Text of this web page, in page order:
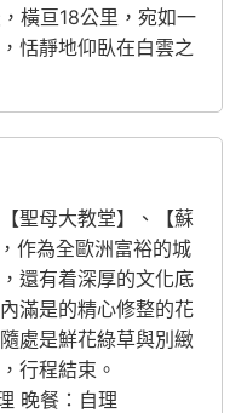
橫亘18公里，宛如一
恬靜地仰臥在白雲之
聖母大教堂】、【蘇
作為全歐洲富裕的城
還有着深厚的文化底
滿是的精心修整的花
處是鮮花綠草與別緻
行程結束。
晚餐：自理